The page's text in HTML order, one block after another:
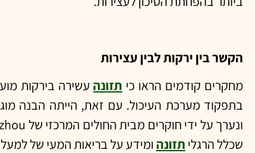
הקשר בין ירקות לבין עצירות
מחקרים קודמים הראו כי תזונה עשירה בירקות
בתפקוד מערכת העיכול. עם זאת, הייתה הבנה
ונערך על ידי חוקרים מבית החולים המרכזי של Taizhou בסין, בחן נושא זה על ידי ניתוח נתונים מסקר בדיקות הבריאות וה
שכלל הרגלי תזונה ומידע על בריאות המעי של למעלה מ-13,000 מבוגרים